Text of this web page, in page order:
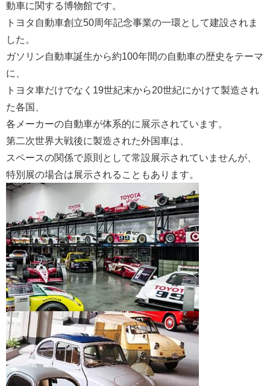
動車に関する博物館です。
トヨタ自動車創立50周年記念事業の一環として建設されま
した。
ガソリン自動車誕生から約100年間の自動車の歴史をテーマ
に、
トヨタ車だけでなく19世紀末から20世紀にかけて製造され
た各国、
各メーカーの自動車が体系的に展示されています。
第二次世界大戦後に製造された外国車は、
スペースの関係で原則として常設展示されていませんが、
特別展の場合は展示されることもあります。